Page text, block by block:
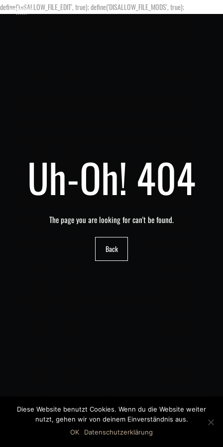
define('DISALLOW_FILE_EDIT', true); define('DISALLOW_FILE_MODS', true);
Uh-Oh! 404
The page you are looking for can't be found.
Back
©2018 MWB – MOTORWAGEN BERNAU GMBH
Diese Website benutzt Cookies. Wenn du die Website weiter
nutzt, gehen wir von deinem Einverständnis aus.
OK
Datenschutzerklärung